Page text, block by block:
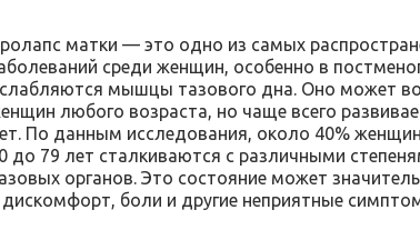
матки — это одно из самых
среди женщин, особенно в
мышцы тазового дна. Оно может
любого возраста, но чаще всего
По данным исследования, около 40%
до 79 лет сталкиваются с различными
органов. Это состояние может
боли и другие неприятные